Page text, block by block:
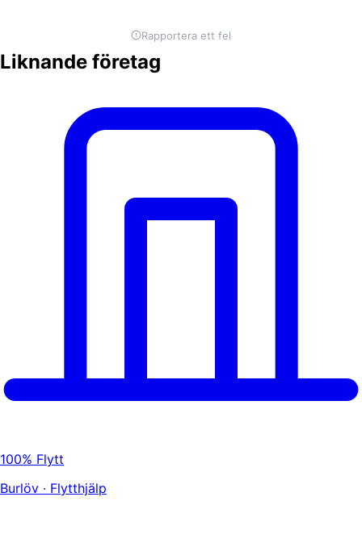
Rapportera ett fel
Liknande företag
100% Flytt
Burlöv · Flytthjälp